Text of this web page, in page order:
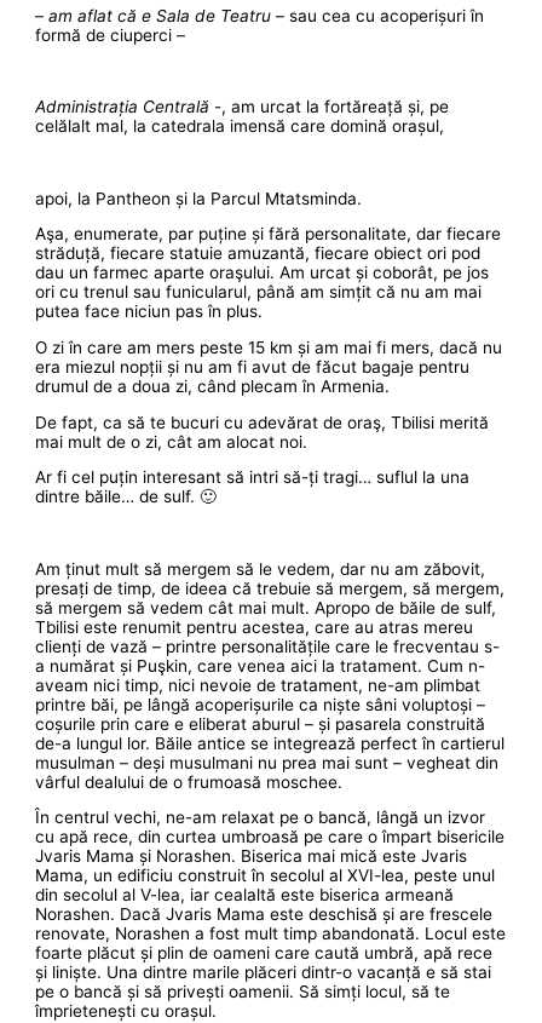
–am aflat că e Sala de Teatru – sau cea cu acoperișuri în
formă de ciuperci –
Administrația Centrală -, am urcat la fortăreață și, pe
celălalt mal, la catedrala imensă care domină orașul,
apoi, la Pantheon și la Parcul Mtatsminda.
Aşa, enumerate, par puține și fără personalitate, dar fiecare
străduță, fiecare statuie amuzantă, fiecare obiect ori pod
dau un farmec aparte oraşului. Am urcat și coborât, pe jos
ori cu trenul sau funicularul, până am simțit că nu am mai
putea face niciun pas în plus.
O zi în care am mers peste 15 km și am mai fi mers, dacă nu
era miezul nopții și nu am fi avut de făcut bagaje pentru
drumul de a doua zi, când plecam în Armenia.
De fapt, ca să te bucuri cu adevărat de oraş, Tbilisi merită
mai mult de o zi, cât am alocat noi.
Ar fi cel puțin interesant să intri să-ți tragi… suflul la una
dintre băile… de sulf. 🙂
Am ținut mult să mergem să le vedem, dar nu am zăbovit,
presați de timp, de ideea că trebuie să mergem, să mergem,
să mergem să vedem cât mai mult. Apropo de băile de sulf,
Tbilisi este renumit pentru acestea, care au atras mereu
clienți de vază – printre personalitățile care le frecventau s-
a numărat și Puşkin, care venea aici la tratament. Cum n-
aveam nici timp, nici nevoie de tratament, ne-am plimbat
printre băi, pe lângă acoperișurile ca niște sâni voluptoși –
coșurile prin care e eliberat aburul – și pasarela construită
de-a lungul lor. Băile antice se integrează perfect în cartierul
musulman – deși musulmani nu prea mai sunt – vegheat din
vârful dealului de o frumoasă moschee.
În centrul vechi, ne-am relaxat pe o bancă, lângă un izvor
cu apă rece, din curtea umbroasă pe care o împart bisericile
Jvaris Mama și Norashen. Biserica mai mică este Jvaris
Mama, un edificiu construit în secolul al XVI-lea, peste unul
din secolul al V-lea, iar cealaltă este biserica armeană
Norashen. Dacă Jvaris Mama este deschisă și are frescele
renovate, Norashen a fost mult timp abandonată. Locul este
foarte plăcut și plin de oameni care caută umbră, apă rece
și liniște. Una dintre marile plăceri dintr-o vacanță e să stai
pe o bancă și să privești oamenii. Să simți locul, să te
împrietenești cu orașul.